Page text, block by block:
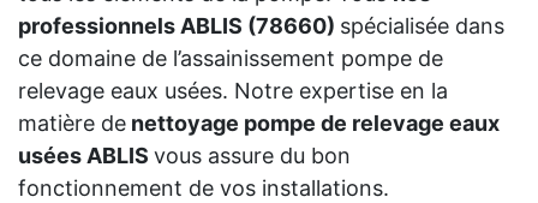
professionnels ABLIS (78660) spécialisée dans
ce domaine de l’assainissement pompe de
relevage eaux usées. Notre expertise en la
matière de nettoyage pompe de relevage eaux
usées ABLIS vous assure du bon
fonctionnement de vos installations.